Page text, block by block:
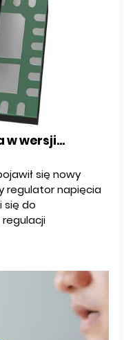
wersji...
się nowy
regulator napięcia
się do